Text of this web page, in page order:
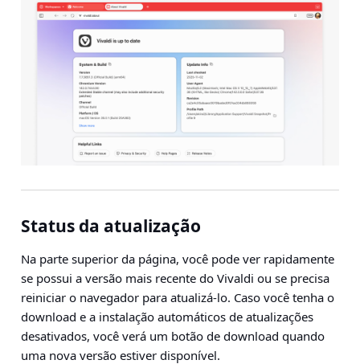
Status da atualização
Na parte superior da página, você pode ver rapidamente
se possui a versão mais recente do Vivaldi ou se precisa
reiniciar o navegador para atualizá-lo. Caso você tenha o
download e a instalação automáticos de atualizações
desativados, você verá um botão de download quando
uma nova versão estiver disponível.